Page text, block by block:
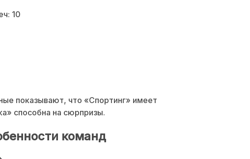
10
показывают, что «Спортинг» имеет
способна на сюрпризы.
команд